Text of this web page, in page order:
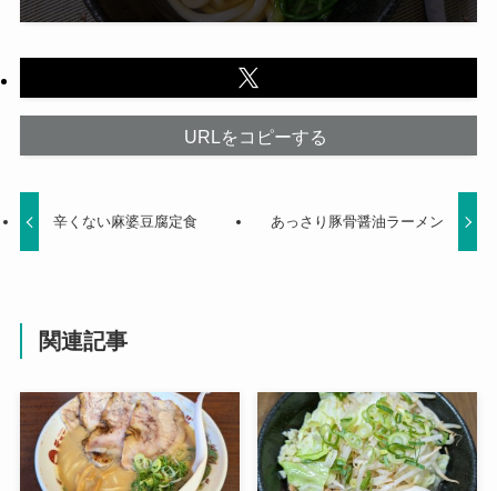
URLをコピーする
辛くない麻婆豆腐定食 あっさり豚骨醤油ラーメン
関連記事